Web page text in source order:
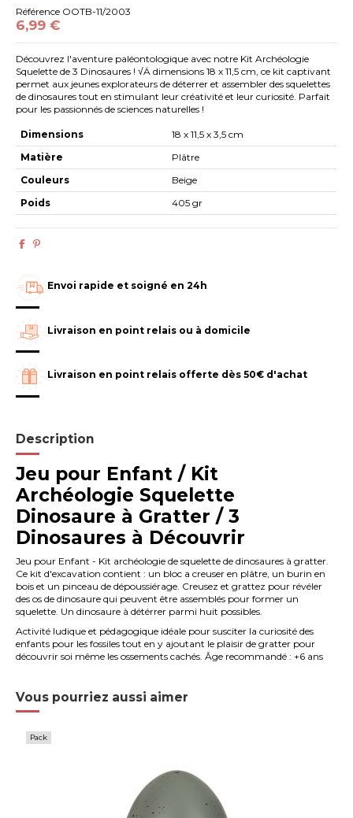
Référence OOTB-11/2003
6,99 €
Découvrez l'aventure paléontologique avec notre Kit Archéologie
Squelette de 3 Dinosaures ! √Ä dimensions 18 x 11,5 cm, ce kit captivant
permet aux jeunes explorateurs de déterrer et assembler des squelettes
de dinosaures tout en stimulant leur créativité et leur curiosité. Parfait
pour les passionnés de sciences naturelles !
Dimensions
18 x 11,5 x 3,5 cm
Matière
Plâtre
Couleurs
Beige
Poids
405 gr
Envoi rapide et soigné en 24h
Livraison en point relais ou à domicile
Livraison en point relais offerte dès 50€ d'achat
Description
Jeu pour Enfant / Kit
Archéologie Squelette
Dinosaure à Gratter / 3
Dinosaures à Découvrir
Jeu pour Enfant - Kit archéologie de squelette de dinosaures à gratter.
Ce kit d'excavation contient : un bloc a creuser en plâtre, un burin en
bois et un pinceau de dépoussiérage. Creusez et grattez pour révéler
des os de dinosaure qui peuvent être assemblés pour former un
squelette. Un dinosaure à détérrer parmi huit possibles.
Activité ludique et pédagogique idéale pour susciter la curiosité des
enfants pour les fossiles tout en y ajoutant le plaisir de gratter pour
découvrir soi même les ossements cachés. Âge recommandé : +6 ans
Vous pourriez aussi aimer
Pack